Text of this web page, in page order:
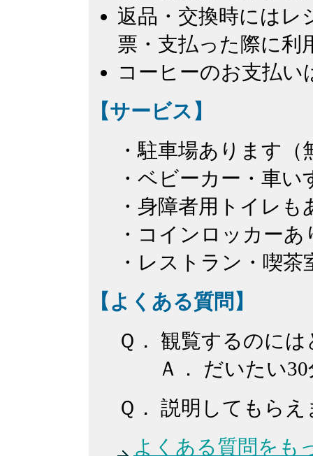
返品・交換時にはレ
票・支払った際に利
コーヒーのお支払
【サービス】
・駐車場あります（
・ベビーカー・車
・身障者用トイレも
・コインロッカーあ
・レストラン・喫
【よくある質問】
Ｑ． 観覧するのに
Ａ． だいたい
Ｑ． 説明してもらえ
よくある質問をも